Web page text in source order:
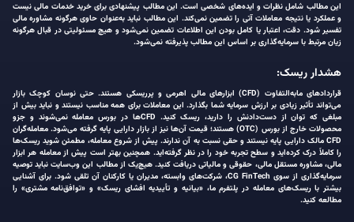
این مطالب شامل نظرات و ایده‌های شخصی است. این مطالب پیشنهادی برای خرید خدمات مالی نیست
و عملکرد یا نتیجه معاملات آتی را تضمین نمی‌کند. این مطالب نباید به‌عنوان حاوی هرگونه مشاوره مالی
تفسیر شود. دقت، اعتبار یا کامل بودن این اطلاعات تضمین نمی‌شود و هیچ مسئولیتی در قبال هرگونه
زیان مرتبط با سرمایه‌گذاری بر اساس این مطالب پذیرفته نمی‌شود.
هشدار ریسک:
قراردادهای مابه‌التفاوت (CFD) ابزارهای مالی اهرمی و پرریسکی هستند. حتی نوسان کوچک بازار
می‌تواند تأثیر زیادی بر ارزش سرمایه شما بگذارد. این معاملات برای همه مناسب نیستند و نباید بیش از
مبلغی که توان از دست‌دادنش را دارید، ریسک کنید. CFDها در بورس معامله نمی‌شوند و جزو
محصولات خارج از بورس (OTC) هستند؛ قیمت آن‌ها نیز از بازار دارایی پایه گرفته می‌شود. معامله‌گران
CFD مالک دارایی پایه نیستند و حقی نسبت به آن ندارند. پیش از شروع معامله، مطمئن شوید ریسک‌ها
را کاملاً درک کرده‌اید و سطح تجربه خود را در نظر گرفته‌اید. همچنین بهتر است پیش از معامله هر ابزار
مالی، مشاوره مستقل مالی، حقوقی و مالیاتی دریافت کنید. هیچ‌یک از مطالب این وب‌سایت نباید توصیه
سرمایه‌گذاری از سوی CG FinTech، شرکت‌های وابسته، مدیران یا کارکنان آن تلقی شود. برای آشنایی
بیشتر با ریسک‌های معامله در پلتفرم ما، «بیانیه و تأییدیه افشای ریسک» و «توافق‌نامه مشتری» را
مطالعه کنید.